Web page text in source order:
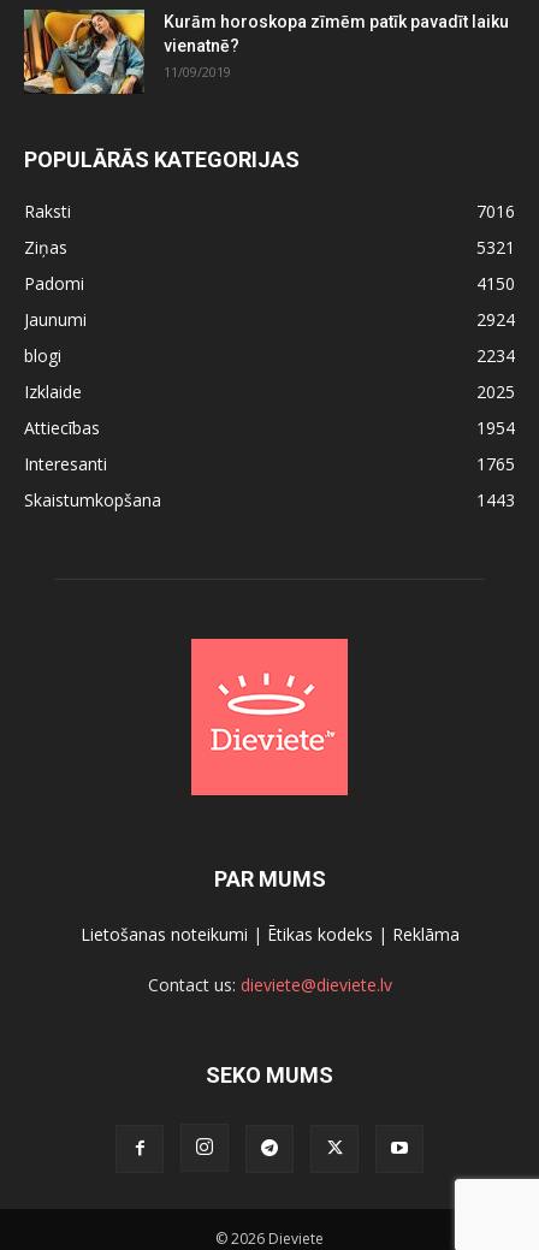
Kurām horoskopa zīmēm patīk pavadīt laiku
vienatnē?
11/09/2019
POPULĀRĀS KATEGORIJAS
Raksti
7016
Ziņas
5321
Padomi
4150
Jaunumi
2924
blogi
2234
Izklaide
2025
Attiecības
1954
Interesanti
1765
Skaistumkopšana
1443
PAR MUMS
Lietošanas noteikumi | Ētikas kodeks | Reklāma
Contact us: dieviete@dieviete.lv
SEKO MUMS
© 2026 Dieviete